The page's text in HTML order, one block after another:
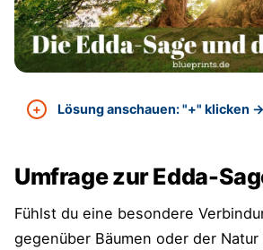
Lösung anschauen: "+" klicken →
Umfrage zur Edda-
Fühlst du eine besondere
gegenüber Bäumen oder der